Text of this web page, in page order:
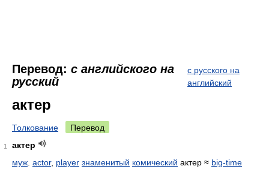
Перевод: с английского на
русский
с русского на
английский
актер
Толкование Перевод
1
актер
муж actor, player знаменитый комический актер ≈ big-time